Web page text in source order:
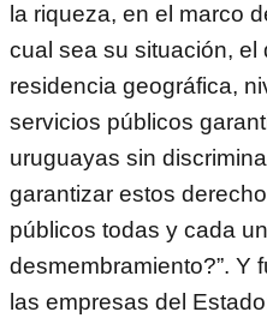
la riqueza, en el marco
cual sea su situación, el
residencia geográfica,
servicios públicos
uruguayas sin
garantizar estos
públicos todas y cada
desmembramiento?”. Y
las empresas del